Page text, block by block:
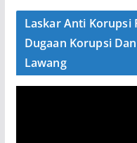
e
Laskar Anti Korupsi
Dugaan Korupsi
Lawang